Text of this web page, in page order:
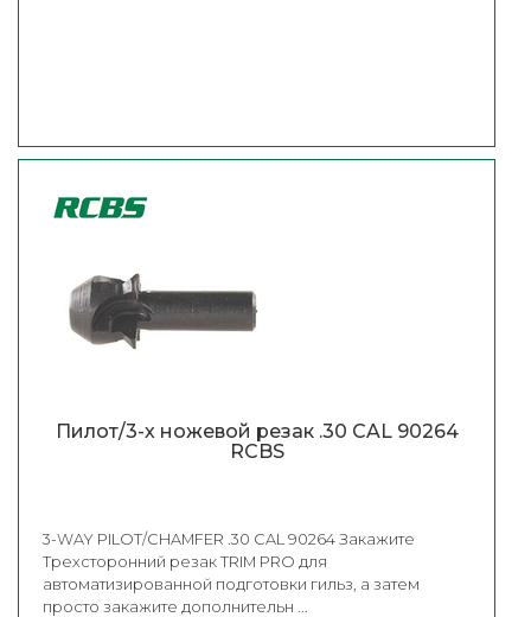
Пилот/3-х ножевой резак .30 CAL 90264
RCBS
3-WAY PILOT/CHAMFER .30 CAL 90264 Закажите
Трехсторонний резак TRIM PRO для
автоматизированной подготовки гильз, а затем
просто закажите дополнительн ...